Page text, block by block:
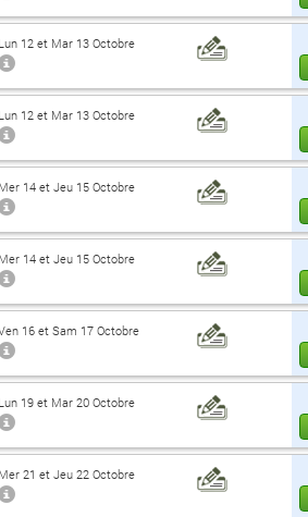
Lun 12 et Mar 13 Octobre
Lun 12 et Mar 13 Octobre
Mer 14 et Jeu 15 Octobre
Mer 14 et Jeu 15 Octobre
16 et Sam 17 Octobre
Lun 19 et Mar 20 Octobre
Mer 21 et Jeu 22 Octobre